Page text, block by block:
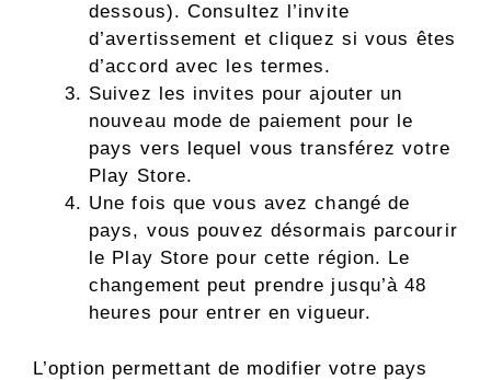
dessous). Consultez l’invite
d’avertissement et cliquez si vous êtes
d’accord avec les termes.
Suivez les invites pour ajouter un
nouveau mode de paiement pour le
pays vers lequel vous transférez votre
Play Store.
Une fois que vous avez changé de
pays, vous pouvez désormais parcourir
le Play Store pour cette région. Le
changement peut prendre jusqu’à 48
heures pour entrer en vigueur.
L’option permettant de modifier votre pays